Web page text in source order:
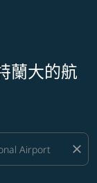
蘭大的航
close